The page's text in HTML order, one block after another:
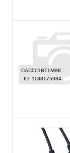
CAC001BT1MBK
ID: 1188175984